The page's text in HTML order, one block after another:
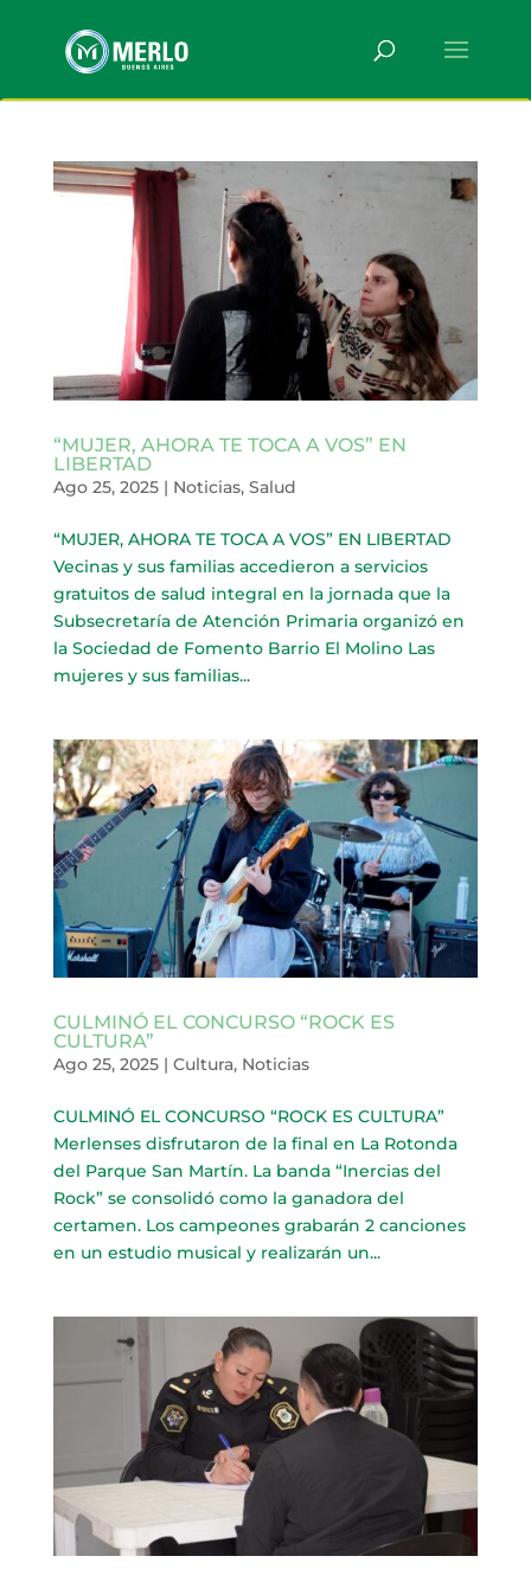
“MUJER, AHORA TE TOCA A VOS” EN
LIBERTAD
Ago 25, 2025| Noticias, Salud
“MUJER, AHORA TE TOCA A VOS” EN LIBERTAD
Vecinas y sus familias accedieron a servicios
gratuitos de salud integral en la jornada que la
Subsecretaría de Atención Primaria organizó en
la Sociedad de Fomento Barrio El Molino Las
mujeres y sus familias...
CULMINÓ EL CONCURSO “ROCK ES
CULTURA”
Ago 25, 2025| Cultura, Noticias
CULMINÓ EL CONCURSO “ROCK ES CULTURA”
Merlenses disfrutaron de la final en La Rotonda
del Parque San Martín. La banda “Inercias del
Rock” se consolidó como la ganadora del
certamen. Los campeones grabarán 2 canciones
en un estudio musical y realizarán un...